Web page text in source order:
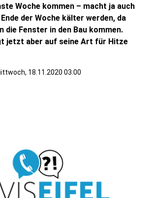
Woche kommen – macht ja auch
der Woche kälter werden, da
die Fenster in den Bau kommen.
jetzt aber auf seine Art für Hitze
18.11.2020 03:00